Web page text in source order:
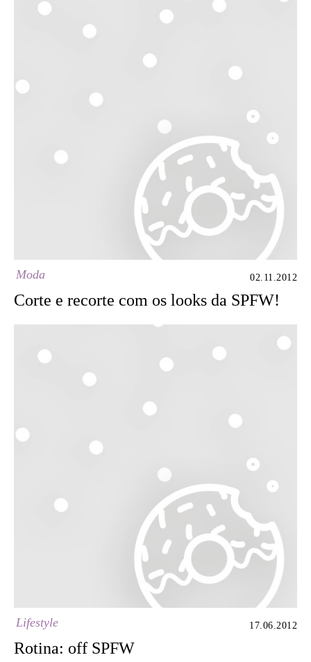
Moda 02.11.2012
Corte e recorte com os looks da SPFW!
Lifestyle 17.06.2012
Rotina: off SPFW